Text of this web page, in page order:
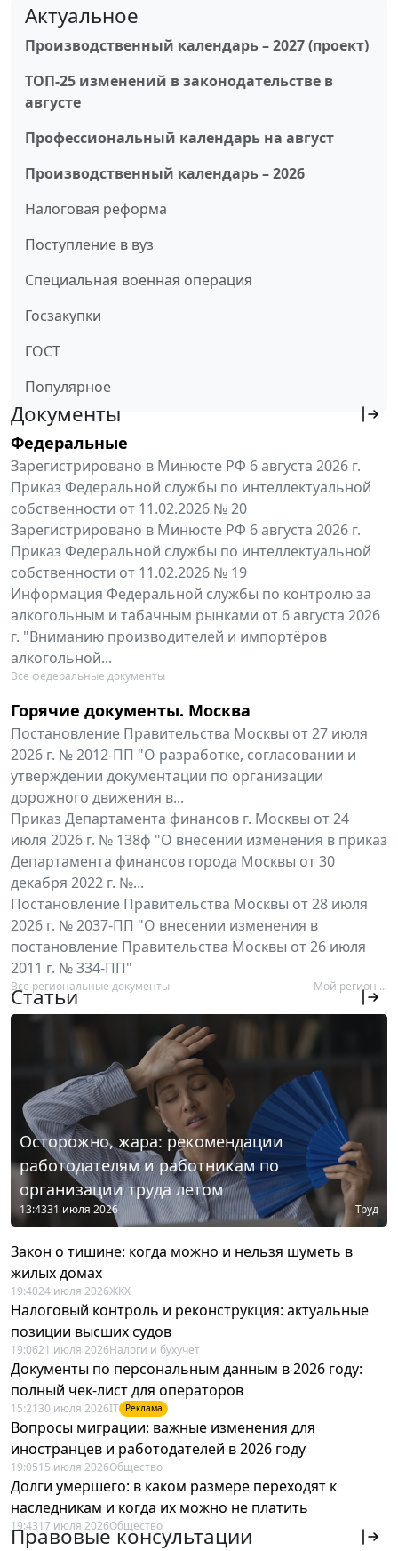
Актуальное
Производственный календарь – 2027 (проект)
ТОП-25 изменений в законодательстве в
августе
Профессиональный календарь на август
Производственный календарь – 2026
Налоговая реформа
Поступление в вуз
Специальная военная операция
Госзакупки
ГОСТ
Популярное
Документы
Федеральные
Зарегистрировано в Минюсте РФ 6 августа 2026 г.
Приказ Федеральной службы по интеллектуальной
собственности от 11.02.2026 № 20
Зарегистрировано в Минюсте РФ 6 августа 2026 г.
Приказ Федеральной службы по интеллектуальной
собственности от 11.02.2026 № 19
Информация Федеральной службы по контролю за
алкогольным и табачным рынками от 6 августа 2026
г. "Вниманию производителей и импортёров
алкогольной...
Все федеральные документы
Горячие документы. Москва
Постановление Правительства Москвы от 27 июля
2026 г. № 2012-ПП "О разработке, согласовании и
утверждении документации по организации
дорожного движения в...
Приказ Департамента финансов г. Москвы от 24
июля 2026 г. № 138ф "О внесении изменения в приказ
Департамента финансов города Москвы от 30
декабря 2022 г. №...
Постановление Правительства Москвы от 28 июля
2026 г. № 2037-ПП "О внесении изменения в
постановление Правительства Москвы от 26 июля
2011 г. № 334-ПП"
Все региональные документы Мой регион ...
Статьи
Осторожно, жара: рекомендации
работодателям и работникам по
организации труда летом
13:4331 июля 2026 Труд
Закон о тишине: когда можно и нельзя шуметь в
жилых домах
19:4024 июля 2026ЖКХ
Налоговый контроль и реконструкция: актуальные
позиции высших судов
19:0621 июля 2026Налоги и бухучет
Документы по персональным данным в 2026 году:
полный чек-лист для операторов
15:21 30 июля 2026IT Реклама
Вопросы миграции: важные изменения для
иностранцев и работодателей в 2026 году
19:0515 июля 2026Общество
Долги умершего: в каком размере переходят к
наследникам и когда их можно не платить
19:4317 июля 2026Общество
Правовые консультации